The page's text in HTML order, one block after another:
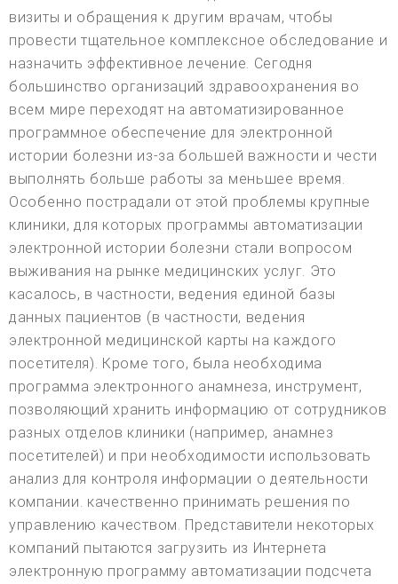
визиты и обращения к другим врачам, чтобы
провести тщательное комплексное обследование и
назначить эффективное лечение. Сегодня
большинство организаций здравоохранения во
всем мире переходят на автоматизированное
программное обеспечение для электронной
истории болезни из-за большей важности и чести
выполнять больше работы за меньшее время.
Особенно пострадали от этой проблемы крупные
клиники, для которых программы автоматизации
электронной истории болезни стали вопросом
выживания на рынке медицинских услуг. Это
касалось, в частности, ведения единой базы
данных пациентов (в частности, ведения
электронной медицинской карты на каждого
посетителя). Кроме того, была необходима
программа электронного анамнеза, инструмент,
позволяющий хранить информацию от сотрудников
разных отделов клиники (например, анамнез
посетителей) и при необходимости использовать
анализ для контроля информации о деятельности
компании. качественно принимать решения по
управлению качеством. Представители некоторых
компаний пытаются загрузить из Интернета
электронную программу автоматизации подсчета